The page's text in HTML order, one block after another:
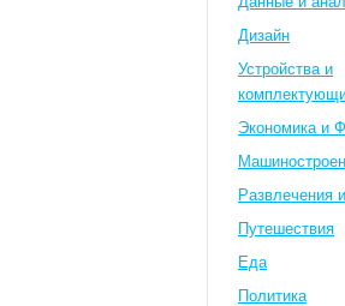
Дизайн
Устройства и
Экономика и
Развлечения
Путешествия
Eда
Политика